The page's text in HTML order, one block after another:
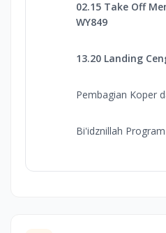
02.15 Take Off
WY849
13.20 Landing
Pembagian Koper
Bi'idznillah